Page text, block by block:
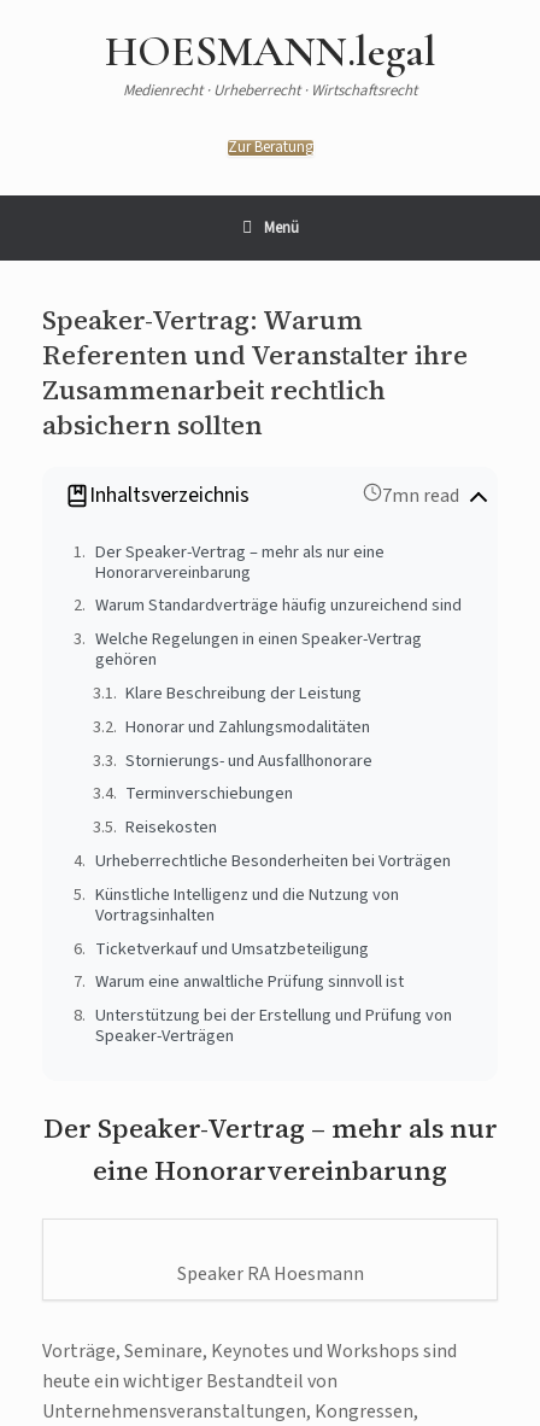
HOESMANN.legal
Medienrecht · Urheberrecht · Wirtschaftsrecht
Zur Beratung
Menü
Speaker-Vertrag: Warum
Referenten und Veranstalter ihre
Zusammenarbeit rechtlich
absichern sollten
Inhaltsverzeichnis 7mn read
Der Speaker-Vertrag – mehr als nur eine
Honorarvereinbarung
Warum Standardverträge häufig unzureichend sind
Welche Regelungen in einen Speaker-Vertrag
gehören
Klare Beschreibung der Leistung
Honorar und Zahlungsmodalitäten
Stornierungs- und Ausfallhonorare
Terminverschiebungen
Reisekosten
Urheberrechtliche Besonderheiten bei Vorträgen
Künstliche Intelligenz und die Nutzung von
Vortragsinhalten
Ticketverkauf und Umsatzbeteiligung
Warum eine anwaltliche Prüfung sinnvoll ist
Unterstützung bei der Erstellung und Prüfung von
Speaker-Verträgen
Der Speaker-Vertrag – mehr als nur
eine Honorarvereinbarung
Speaker RA Hoesmann
Vorträge, Seminare, Keynotes und Workshops sind
heute ein wichtiger Bestandteil von
Unternehmensveranstaltungen, Kongressen,